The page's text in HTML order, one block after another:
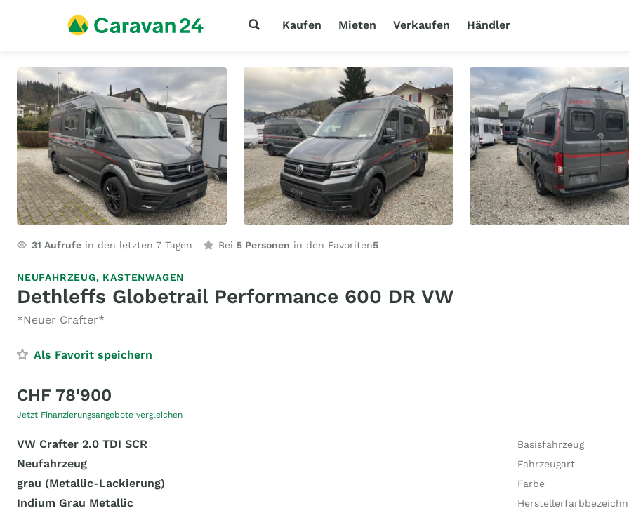
Kaufen Mieten Verkaufen Händler
31 Aufrufe in den letzten 7 Tagen Bei 5 Personen in den Favoriten5
NEUFAHRZEUG, KASTENWAGEN
Dethleffs Globetrail Performance 600 DR VW
*Neuer Crafter*
Als Favorit speichern
CHF 78'900
Jetzt Finanzierungsangebote vergleichen
VW Crafter 2.0 TDI SCR Basisfahrzeug
Neufahrzeug Fahrzeugart
grau (Metallic-Lackierung) Farbe
Indium Grau Metallic